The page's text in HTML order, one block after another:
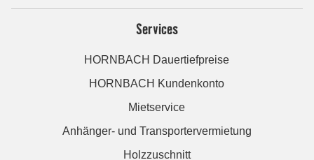
Services
HORNBACH Dauertiefpreise
HORNBACH Kundenkonto
Mietservice
Anhänger- und Transportervermietung
Holzzuschnitt